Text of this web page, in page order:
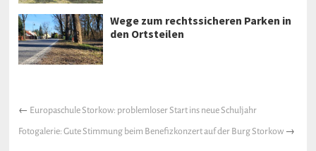
Wege zum rechtssicheren Parken in
den Ortsteilen
← Europaschule Storkow: problemloser Start ins neue Schuljahr
Fotogalerie: Gute Stimmung beim Benefizkonzert auf der Burg Storkow →